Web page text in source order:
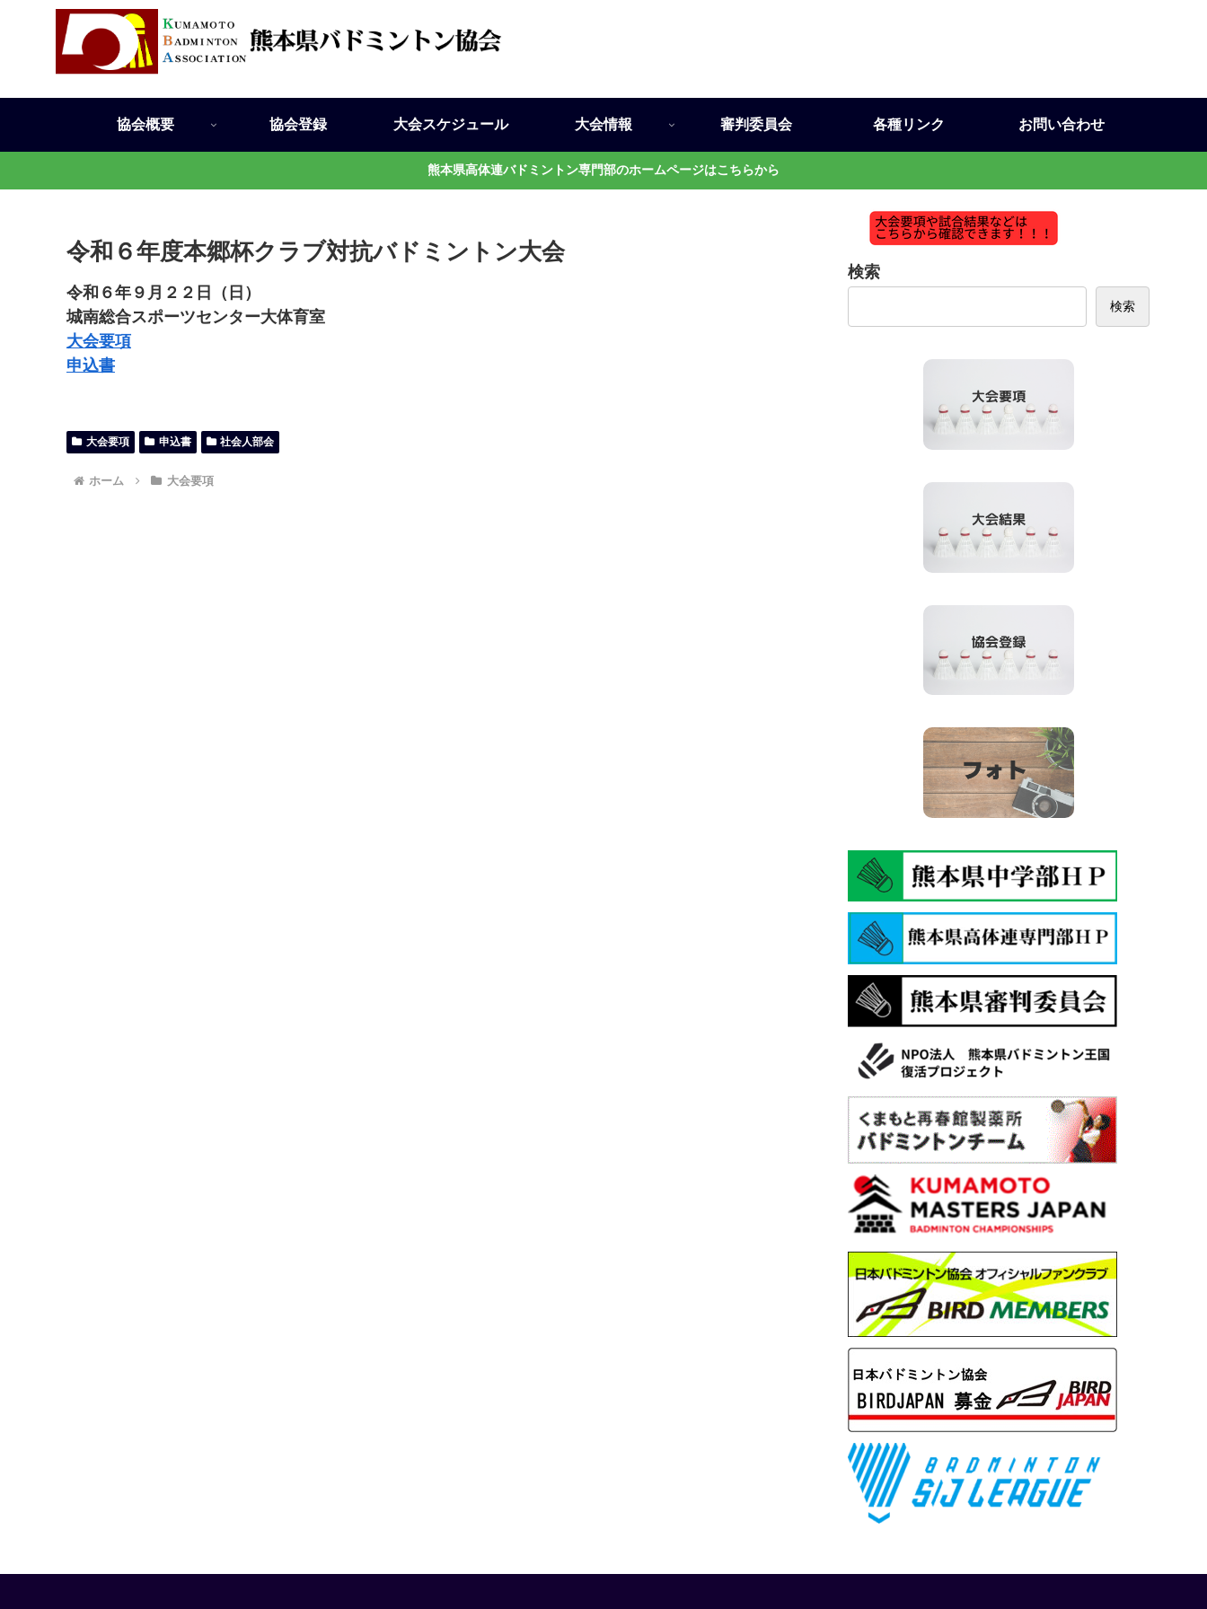
協会概要 協会登録 大会スケジュール 大会情報 審判委員会 各種リンク お問い合わせ
熊本県高体連バドミントン専門部のホームページはこちらから
令和６年度本郷杯クラブ対抗バドミントン大会
令和６年９月２２日（日）
城南総合スポーツセンター大体育室
大会要項
申込書
大会要項 申込書 社会人部会
ホーム 大会要項
検索
検索